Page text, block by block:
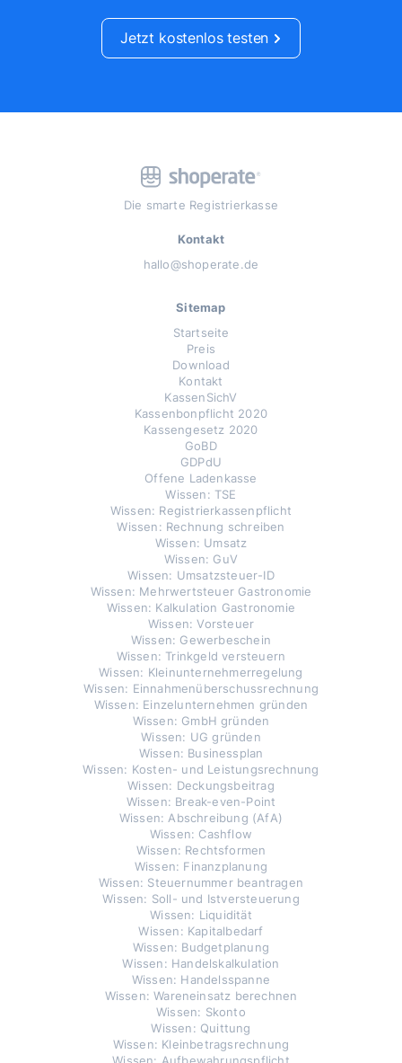
Jetzt kostenlos testen
Die smarte Registrierkasse
Kontakt
hallo@shoperate.de
Sitemap
Startseite
Preis
Download
Kontakt
KassenSichV
Kassenbonpflicht 2020
Kassengesetz 2020
GoBD
GDPdU
Offene Ladenkasse
Wissen: TSE
Wissen: Registrierkassenpflicht
Wissen: Rechnung schreiben
Wissen: Umsatz
Wissen: GuV
Wissen: Umsatzsteuer-ID
Wissen: Mehrwertsteuer Gastronomie
Wissen: Kalkulation Gastronomie
Wissen: Vorsteuer
Wissen: Gewerbeschein
Wissen: Trinkgeld versteuern
Wissen: Kleinunternehmerregelung
Wissen: Einnahmenüberschussrechnung
Wissen: Einzelunternehmen gründen
Wissen: GmbH gründen
Wissen: UG gründen
Wissen: Businessplan
Wissen: Kosten- und Leistungsrechnung
Wissen: Deckungsbeitrag
Wissen: Break-even-Point
Wissen: Abschreibung (AfA)
Wissen: Cashflow
Wissen: Rechtsformen
Wissen: Finanzplanung
Wissen: Steuernummer beantragen
Wissen: Soll- und Istversteuerung
Wissen: Liquidität
Wissen: Kapitalbedarf
Wissen: Budgetplanung
Wissen: Handelskalkulation
Wissen: Handelsspanne
Wissen: Wareneinsatz berechnen
Wissen: Skonto
Wissen: Quittung
Wissen: Kleinbetragsrechnung